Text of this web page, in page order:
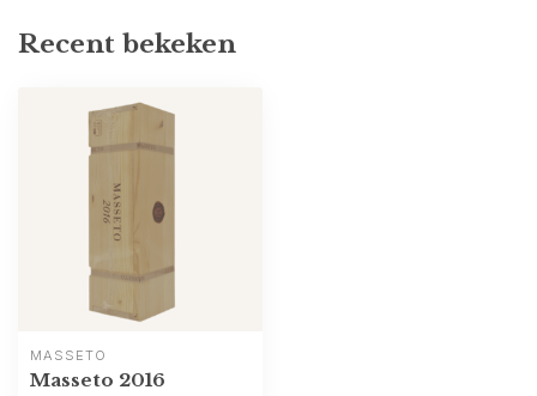
Recent bekeken
MASSETO
Masseto 2016